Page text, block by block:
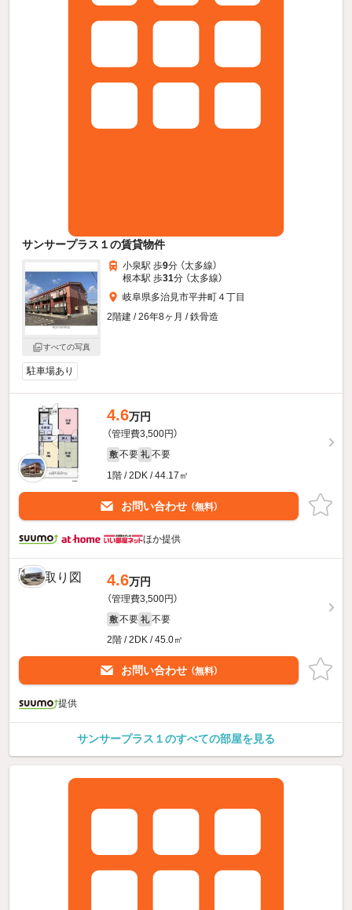
サンサープラス１の賃貸物件
すべての写真
小泉駅 歩9分 （太多線）
根本駅 歩31分 （太多線）
岐阜県多治見市平井町４丁目
2階建 / 26年8ヶ月 / 鉄骨造
駐車場あり
4.6万円
（管理費3,500円）
敷 不要 礼 不要
1階 / 2DK / 44.17㎡
お問い合わせ （無料）
ほか提供
4.6万円
（管理費3,500円）
敷 不要 礼 不要
2階 / 2DK / 45.0㎡
お問い合わせ （無料）
提供
サンサープラス１のすべての部屋を見る